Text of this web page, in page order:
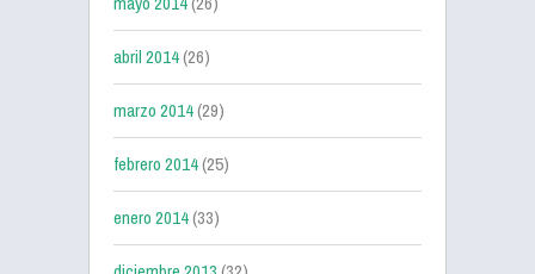
abril 2014(26)
marzo 2014(29)
febrero 2014(25)
enero 2014(33)